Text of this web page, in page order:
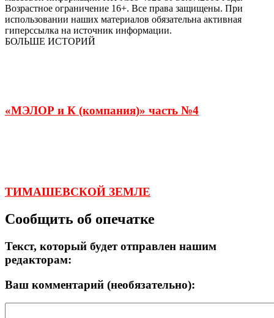
Возрастное ограничение 16+. Все права защищены. При
использовании наших материалов обязательна активная
гиперссылка на источник информации.
БОЛЬШЕ ИСТОРИЙ
«МЭЛОР и К (компания)» часть №4
ТИМАШЕВСКОЙ ЗЕМЛЕ
Сообщить об опечатке
Текст, который будет отправлен нашим
редакторам:
Ваш комментарий (необязательно):